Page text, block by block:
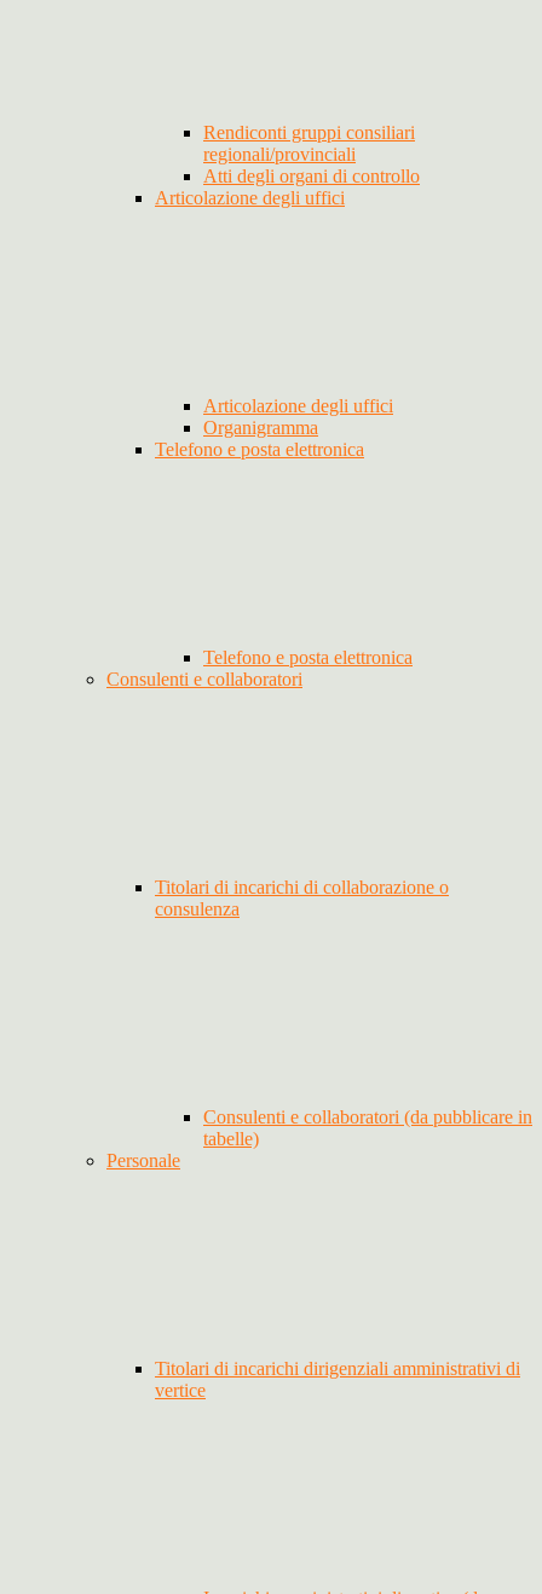
Rendiconti gruppi consiliari
regionali/provinciali
Atti degli organi di controllo
Articolazione degli uffici
Articolazione degli uffici
Organigramma
Telefono e posta elettronica
Telefono e posta elettronica
Consulenti e collaboratori
Titolari di incarichi di collaborazione o
consulenza
Consulenti e collaboratori (da pubblicare in
tabelle)
Personale
Titolari di incarichi dirigenziali amministrativi di
vertice